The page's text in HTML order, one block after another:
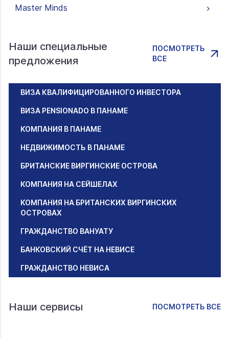
Master Minds
Наши специальные
предложения
ПОСМОТРЕТЬ
ВСЕ
ВИЗА КВАЛИФИЦИРОВАННОГО ИНВЕСТОРА
ВИЗА PENSIONADO В ПАНАМЕ
КОМПАНИЯ В ПАНАМЕ
НЕДВИЖИМОСТЬ В ПАНАМЕ
БРИТАНСКИЕ ВИРГИНСКИЕ ОСТРОВА
КОМПАНИЯ НА СЕЙШЕЛАХ
КОМПАНИЯ НА БРИТАНСКИХ ВИРГИНСКИХ
ОСТРОВАХ
ГРАЖДАНСТВО ВАНУАТУ
БАНКОВСКИЙ СЧЁТ НА НЕВИСЕ
ГРАЖДАНСТВО НЕВИСА
Наши сервисы ПОСМОТРЕТЬ ВСЕ